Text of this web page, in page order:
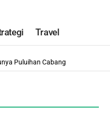
Travel
Puluihan Cabang